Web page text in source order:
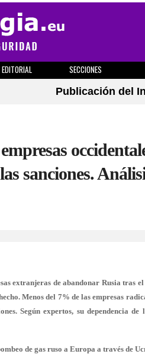
EDITORIAL SECCIONES
Publicación del
sanciones.
extranjeras de abandonar Rusia tras
Menos del 7% de las empresas
Según expertos, su dependencia
de gas ruso a Europa a través de